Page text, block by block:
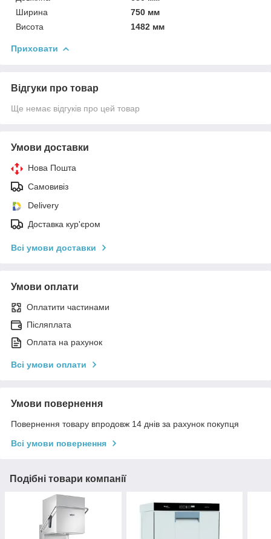
Ширина
750 мм
Висота
1482 мм
Приховати
Відгуки про товар
Ще немає відгуків про цей товар
Умови доставки
Нова Пошта
Самовивіз
Delivery
Доставка кур'єром
Всі умови доставки
Умови оплати
Оплатити частинами
Післяплата
Оплата на рахунок
Всі умови оплати
Умови повернення
Повернення товару впродовж 14 днів за рахунок покупця
Всі умови повернення
Подібні товари компанії